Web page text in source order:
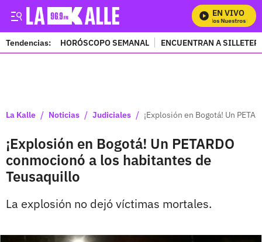
EN VIVO
Mira Todos Nuestros
Tendencias: HORÓSCOPO SEMANAL ENCUENTRAN A
La Kalle / Noticias / Judiciales / ¡Explosión en Bogotá! Un
¡Explosión en Bogotá! Un PETARDO
conmocionó a los habitantes de
Teusaquillo
La explosión no dejó víctimas mortales.